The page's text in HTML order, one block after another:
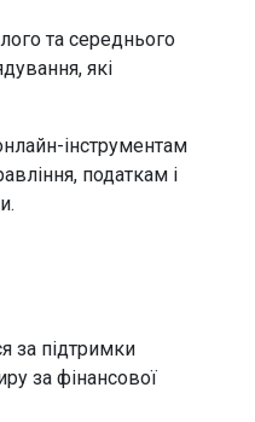
та середнього
які
інструментам
податкам і
за підтримки
за фінансової